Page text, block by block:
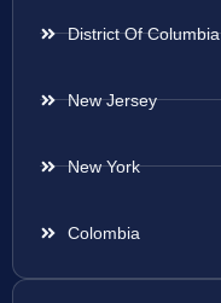
District Of Columbia
New Jersey
New York
Colombia